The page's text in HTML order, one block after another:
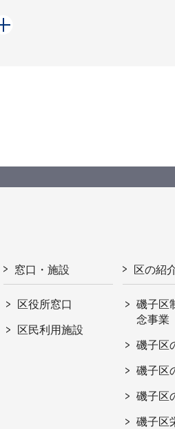
窓口・施設
区役所窓口
区民利用施設
区の紹
磯子区
念事業
磯子区
磯子区
磯子区
磯子区